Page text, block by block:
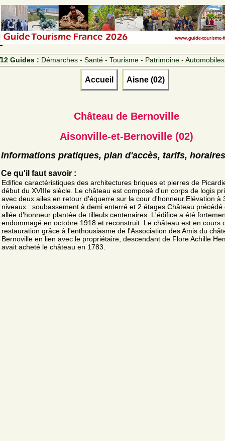
12 Guides : Démarches - Santé - Tourisme - Patrimoine - Automobiles
Accueil Aisne (02)
Château de Bernoville
Aisonville-et-Bernoville (02)
Informations pratiques, plan d'accès, tarifs, horaires
Ce qu'il faut savoir :
Edifice caractéristiques des architectures briques et pierres de
début du XVIIIe siècle. Le château est composé d'un corps de logis
avec deux ailes en retour d'équerre sur la cour d'honneur.Elévation à
niveaux : soubassement à demi enterré et 2 étages.Château précédé
allée d'honneur plantée de tilleuls centenaires. L'édifice a été
endommagé en octobre 1918 et reconstruit. Le château est en cours
restauration grâce à l'enthousiasme de l'Association des Amis du
Bernoville en lien avec le propriétaire, descendant de Flore Achille
avait acheté le château en 1783.